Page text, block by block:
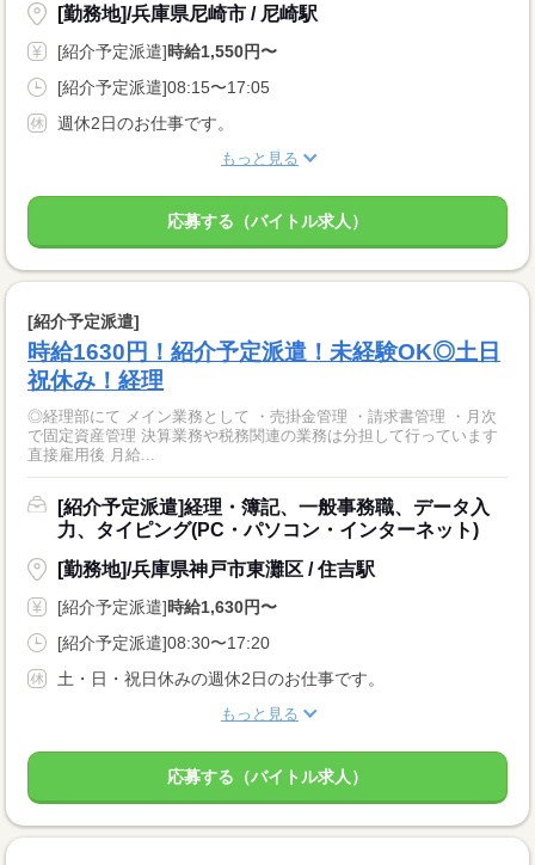
[勤務地]/兵庫県尼崎市 / 尼崎駅
[紹介予定派遣]時給1,550円〜
[紹介予定派遣]08:15〜17:05
週休2日のお仕事です。
もっと見る
応募する（バイトル求人）
[紹介予定派遣]
時給1630円！紹介予定派遣！未経験OK◎土日
祝休み！経理
◎経理部にて メイン業務として ・売掛金管理 ・請求書管理 ・月次
で固定資産管理 決算業務や税務関連の業務は分担して行っています
直接雇用後 月給...
[紹介予定派遣]経理・簿記、一般事務職、データ入
力、タイピング(PC・パソコン・インターネット)
[勤務地]/兵庫県神戸市東灘区 / 住吉駅
[紹介予定派遣]時給1,630円〜
[紹介予定派遣]08:30〜17:20
土・日・祝日休みの週休2日のお仕事です。
もっと見る
応募する（バイトル求人）